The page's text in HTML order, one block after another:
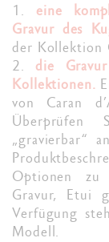
1. eine
Gravur des
der Kollektion
2. die
Kollektionen.
von Caran
„gravierbar“
Optionen zu
Gravur, Etui
Verfügung
Modell.